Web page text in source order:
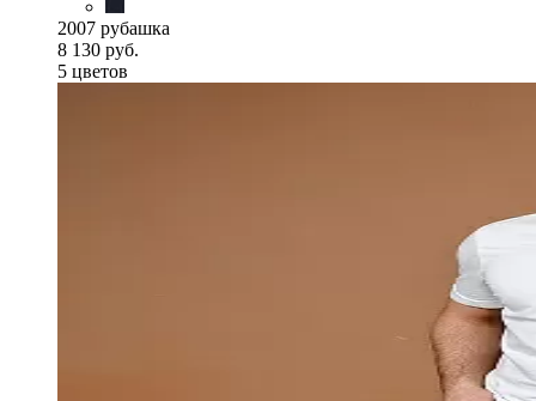
2007 рубашка
8 130 руб.
5 цветов